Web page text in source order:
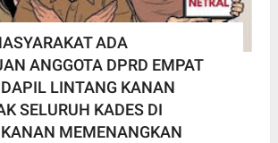
ADA
ANGGOTA DPRD EMPAT
LINTANG KANAN
SELURUH KADES DI
MEMENANGKAN